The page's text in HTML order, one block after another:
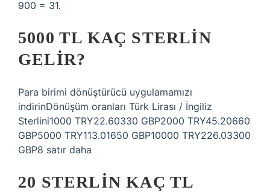
900 = 31.
5000 TL KAÇ STERLIN
GELIR?
Para birimi dönüştürücü uygulamamızı
indirinDönüşüm oranları Türk Lirası / İngiliz
Sterlini1000 TRY22.60330 GBP2000 TRY45.20660
GBP5000 TRY113.01650 GBP10000 TRY226.03300
GBP8 satır daha
20 STERLIN KAÇ TL